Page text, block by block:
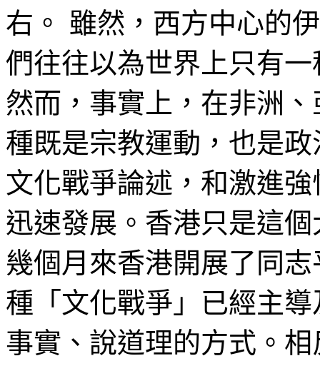
右。 雖然，西方中心的
們往往以為世界上只有
然而，事實上，在非洲
種既是宗教運動，也是
文化戰爭論述，和激進
迅速發展。香港只是這
幾個月來香港開展了同
種「文化戰爭」已經主
事實、說道理的方式。